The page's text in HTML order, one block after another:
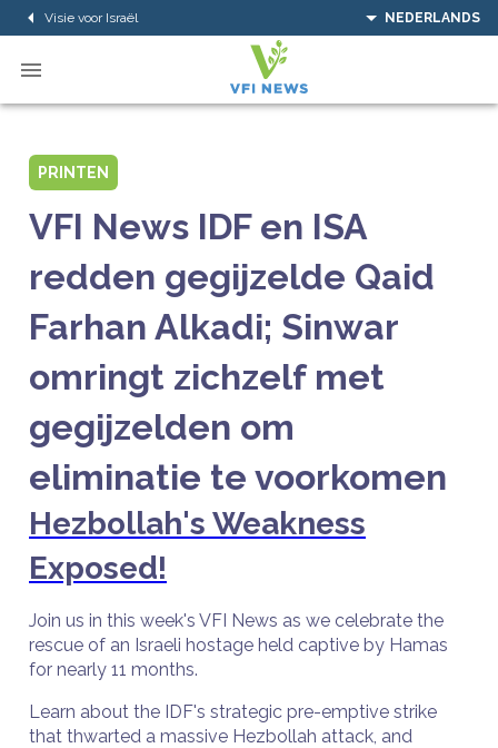
Visie voor Israël NEDERLANDS
PRINTEN
VFI News IDF en ISA
redden gegijzelde Qaid
Farhan Alkadi; Sinwar
omringt zichzelf met
gegijzelden om
eliminatie te voorkomen
Hezbollah's Weakness
Exposed!
Join us in this week's VFI News as we celebrate the
rescue of an Israeli hostage held captive by Hamas
for nearly 11 months.
Learn about the IDF's strategic pre-emptive strike
that thwarted a massive Hezbollah attack, and